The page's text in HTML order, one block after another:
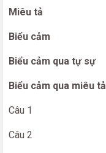
Miêu tả
Biểu cảm
Biểu cảm qua tự sự
Biểu cảm qua miêu tả
Câu 1
Câu 2